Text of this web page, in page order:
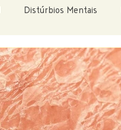
Distúrbios Mentais